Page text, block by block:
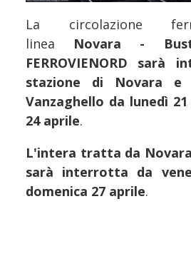
La circolazione
linea Novara -
FERROVIENORD
stazione di Novara
Vanzaghello da lunedì
24 aprile.
L'intera tratta da
sarà interrotta da
domenica 27 aprile.